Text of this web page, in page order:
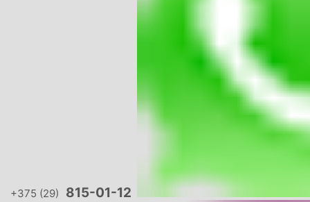
+375 (29) 815-01-12